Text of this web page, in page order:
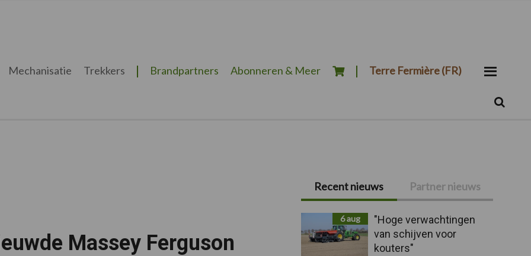
Mechanisatie Trekkers Brandpartners Abonneren & Meer Terre Fermière (FR)
Massey Ferguson
Primaire
Sidebar
Recent nieuws Partner nieuws
6 aug
"Hoge verwachtingen
van schijven voor
kouters"